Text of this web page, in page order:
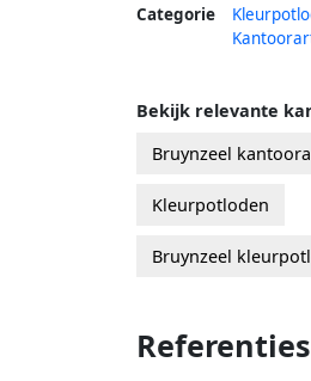
Categorie
Bekijk relevante
Bruynzeel
Kleurpotloden
Bruynzeel
Referenties